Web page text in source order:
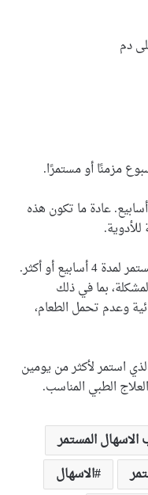
دم
مزمنًا أو مستمرًا.
يستمر الإسهال المستمر لمدة تصل إلى 4 أسابيع. عادة ما تكون هذه
للأدوية.
يشير الإسهال المزمن إلى الإسهال الذي يستمر لمدة 4 أسابيع أو أكثر.
بما في ذلك
وعدم تحمل الطعام،
استمر لأكثر من يومين
الطبي المناسب.
الاسهال المستمر
الاسهال